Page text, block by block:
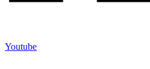
Youtube